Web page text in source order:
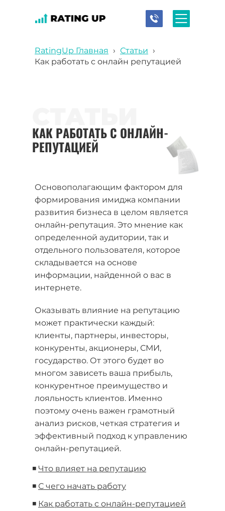
КАК РАБОТАТЬ С ОНЛАЙН-
РЕПУТАЦИЕЙ
RatingUp Главная › Статьи ›
Как работать с онлайн репутацией
Основополагающим фактором для
формирования имиджа компании
развития бизнеса в целом является
онлайн-репутация. Это мнение как
определенной аудитории, так и
отдельного пользователя, которое
складывается на основе
информации, найденной о вас в
интернете.
Оказывать влияние на репутацию
может практически каждый:
клиенты, партнеры, инвесторы,
конкуренты, акционеры, СМИ,
государство. От этого будет во
многом зависеть ваша прибыль,
конкурентное преимущество и
лояльность клиентов. Именно
поэтому очень важен грамотный
анализ рисков, четкая стратегия и
эффективный подход к управлению
онлайн-репутацией.
◾ Что влияет на репутацию
◾ С чего начать работу
◾ Как работать с онлайн-репутацией